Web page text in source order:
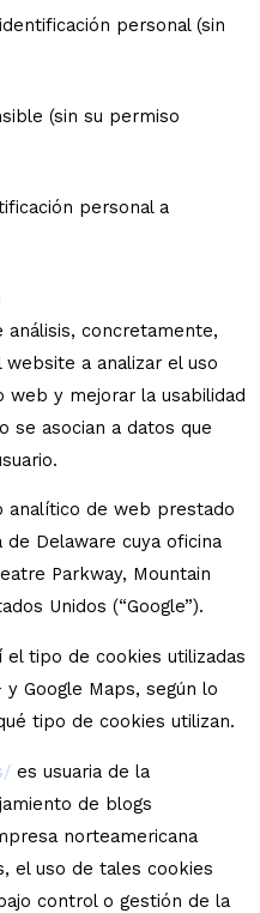
personal (sin
(sin su permiso
personal a
análisis, concretamente,
website a analizar el uso
web y mejorar la usabilidad
se asocian a datos que
analítico de web prestado
Delaware cuya oficina
Parkway, Mountain
Unidos (“Google”).
el tipo de cookies utilizadas
Google Maps, según lo
tipo de cookies utilizan.
es usuaria de la
de blogs
norteamericana
el uso de tales cookies
control o gestión de la